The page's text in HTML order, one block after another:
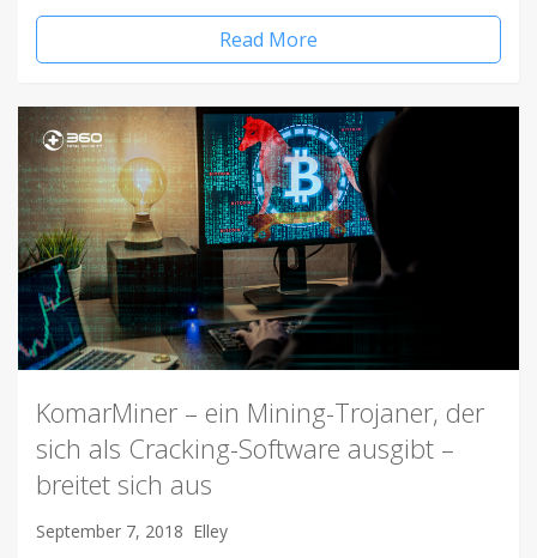
Read More
KomarMiner – ein Mining-Trojaner, der
sich als Cracking-Software ausgibt –
breitet sich aus
September 7, 2018 Elley